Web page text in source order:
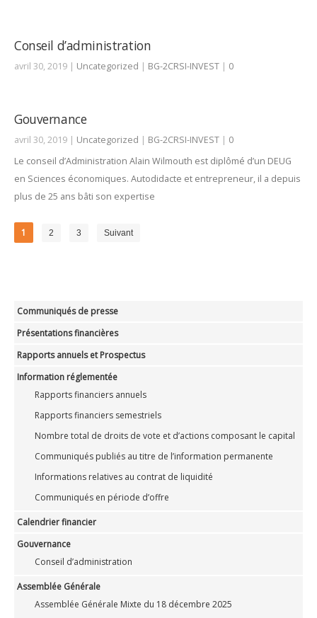
Conseil d’administration
avril 30, 2019 | Uncategorized | BG-2CRSI-INVEST | 0
Gouvernance
avril 30, 2019 | Uncategorized | BG-2CRSI-INVEST | 0
Le conseil d’Administration Alain Wilmouth est diplômé d’un DEUG
en Sciences économiques. Autodidacte et entrepreneur, il a depuis
plus de 25 ans bâti son expertise
1 2 3 Suivant
Communiqués de presse
Présentations financières
Rapports annuels et Prospectus
Information réglementée
Rapports financiers annuels
Rapports financiers semestriels
Nombre total de droits de vote et d’actions composant le capital
Communiqués publiés au titre de l’information permanente
Informations relatives au contrat de liquidité
Communiqués en période d’offre
Calendrier financier
Gouvernance
Conseil d’administration
Assemblée Générale
Assemblée Générale Mixte du 18 décembre 2025